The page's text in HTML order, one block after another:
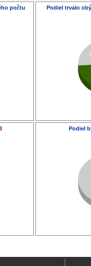
počtu
Podiel trvalo
Podiel